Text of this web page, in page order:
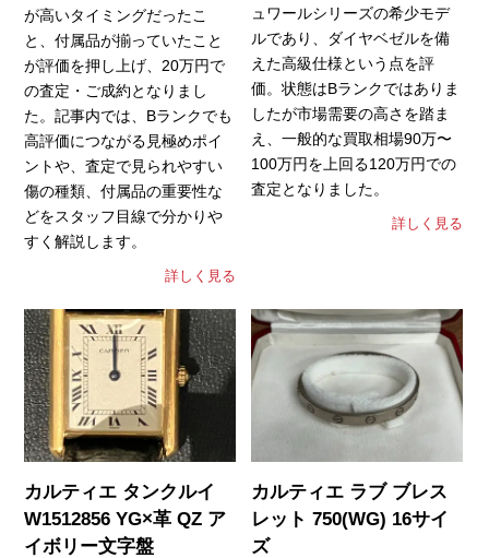
が高いタイミングだったこ
と、付属品が揃っていたこと
が評価を押し上げ、20万円で
の査定・ご成約となりまし
た。記事内では、Bランクでも
高評価につながる見極めポイ
ントや、査定で見られやすい
傷の種類、付属品の重要性な
どをスタッフ目線で分かりや
すく解説します。
詳しく見る
ュワールシリーズの希少モデ
ルであり、ダイヤベゼルを備
えた高級仕様という点を評
価。状態はBランクではありま
したが市場需要の高さを踏ま
え、一般的な買取相場90万〜
100万円を上回る120万円での
査定となりました。
詳しく見る
カルティエ タンクルイ
W1512856 YG×革 QZ ア
イボリー文字盤
カルティエ ラブ ブレス
レット 750(WG) 16サイ
ズ